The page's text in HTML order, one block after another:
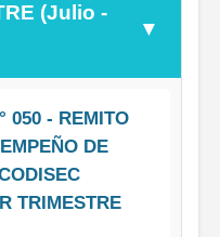
(Julio -
▼
050 - REMITO
DE
TRIMESTRE